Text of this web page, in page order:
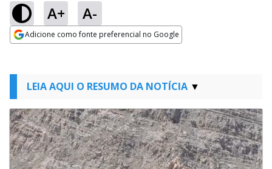
A+ A-
Adicione como fonte preferencial no Google
LEIA AQUI O RESUMO DA NOTÍCIA